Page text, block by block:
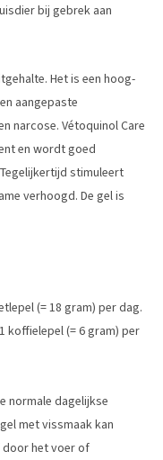
bij gebrek aan
Het is een hoog-
aangepaste
narcose. Vétoquinol Care
en wordt goed
stimuleert
verhoogd. De gel is
(= 18 gram) per dag.
koffielepel (= 6 gram) per
normale dagelijkse
met vissmaak kan
het voer of